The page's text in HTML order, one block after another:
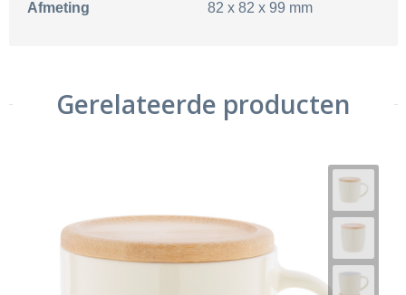
Afmeting 82 x 82 x 99 mm
Gerelateerde producten